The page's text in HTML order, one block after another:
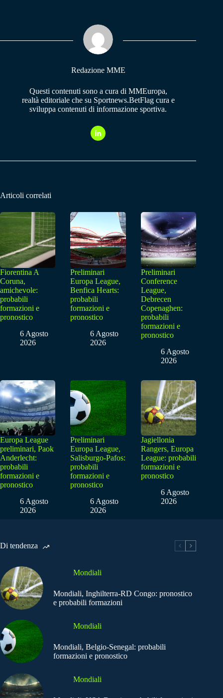
pp m
Redazione MME
Questi contenuti sono a cura di MMEuropa,
realtà editoriale che su Sportnews.BetFlag cura e
sviluppa contenuti di informazione sportiva.
Articoli correlati
Fiorentina A
Coruna,
amichevole:
probabili
formazioni e
pronostico
6 Agosto
2026
Preliminari
Europa League,
Benfica Hearts:
probabili
formazioni e
pronostico
6 Agosto
2026
Preliminari
Conference
League,
Debrecen
Copenaghen:
probabili
formazioni e
pronostico
6 Agosto
2026
Europa League
preliminari, Paok
Anderlecht:
probabili
formazioni e
pronostico
6 Agosto
2026
Preliminari
Europa League,
Salisburgo-Pafos:
probabili
formazioni e
pronostico
6 Agosto
2026
Jagiellonia
Rangers, Europa
League: probabili
formazioni e
pronostico
6 Agosto
2026
Di tendenza
Mondiali
Mondiali, Inghilterra-RD Congo: pronostico
e probabili formazioni
Mondiali
Mondiali, Belgio-Senegal: probabili
formazioni e pronostico
Mondiali